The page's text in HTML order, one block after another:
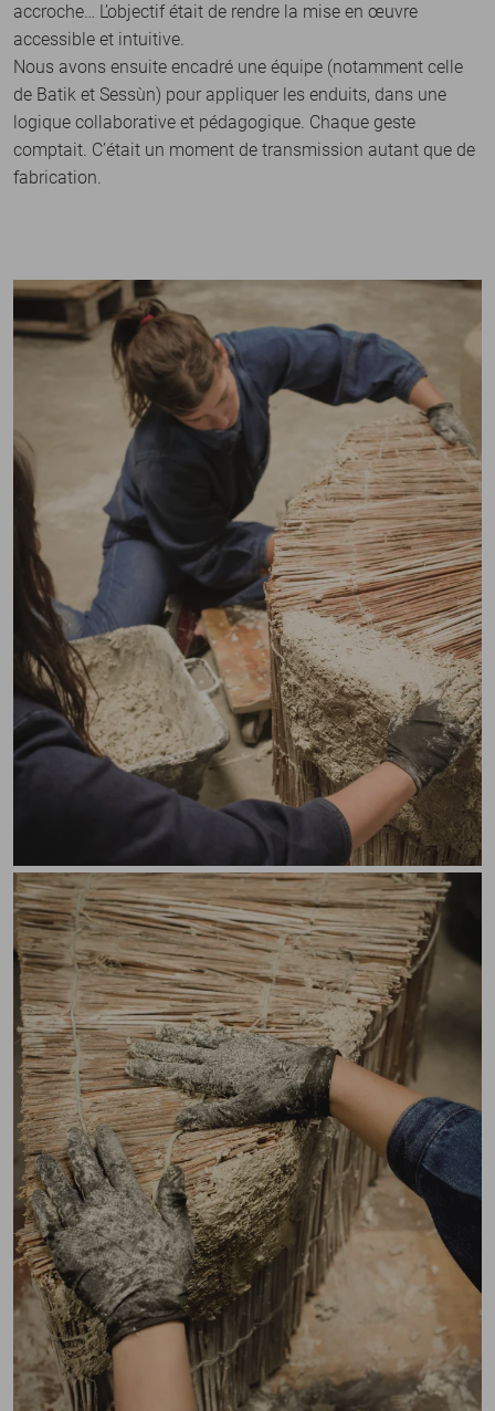
accroche… L’objectif était de rendre la mise en œuvre
accessible et intuitive.
Nous avons ensuite encadré une équipe (notamment celle
de Batik et Sessùn) pour appliquer les enduits, dans une
logique collaborative et pédagogique. Chaque geste
comptait. C’était un moment de transmission autant que de
fabrication.